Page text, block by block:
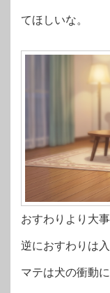
てほしいな。
おすわりより大
逆におすわりは
マテは犬の衝動